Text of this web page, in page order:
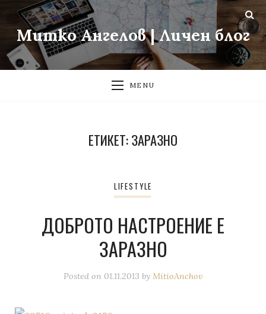
Митко Ангелов | Личен блог
MENU
ЕТИКЕТ:ЗАРАЗНО
LIFESTYLE
ДОБРОТО НАСТРОЕНИЕ Е
ЗАРАЗНО
Posted on 01.11.2013 by MitioAnchov